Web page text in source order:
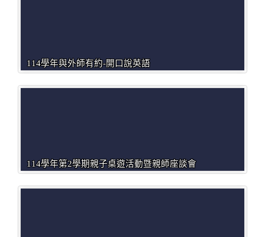
114學年與外師有約-開口說英語
114學年第2學期親子桌遊活動暨親師座談會